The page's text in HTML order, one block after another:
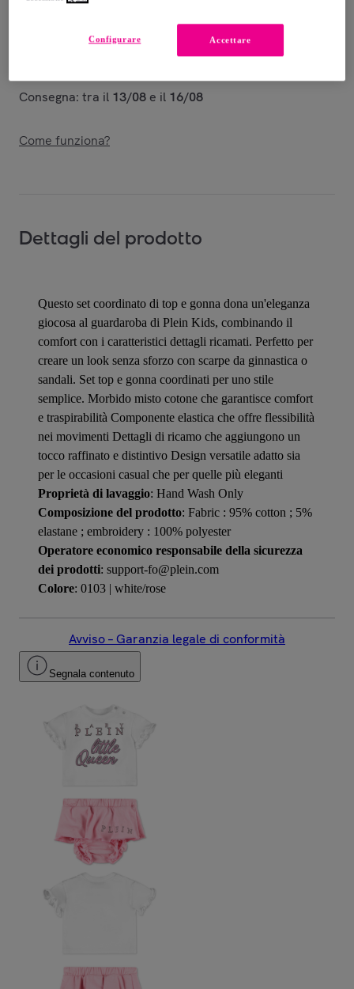
Consegna: tra il 13/08 e il 16/08
Come funziona?
Dettagli del prodotto
Questo set coordinato di top e gonna dona un'eleganza
giocosa al guardaroba di Plein Kids, combinando il
comfort con i caratteristici dettagli ricamati. Perfetto per
creare un look senza sforzo con scarpe da ginnastica o
sandali. Set top e gonna coordinati per uno stile
semplice. Morbido misto cotone che garantisce comfort
e traspirabilità Componente elastica che offre flessibilità
nei movimenti Dettagli di ricamo che aggiungono un
tocco raffinato e distintivo Design versatile adatto sia
per le occasioni casual che per quelle più eleganti
Proprietà di lavaggio: Hand Wash Only
Composizione del prodotto: Fabric : 95% cotton ; 5%
elastane ; embroidery : 100% polyester
Operatore economico responsabile della sicurezza
dei prodotti: support-fo@plein.com
Colore: 0103 | white/rose
Avviso – Garanzia legale di conformità
Segnala contenuto
Accettare
Configurare